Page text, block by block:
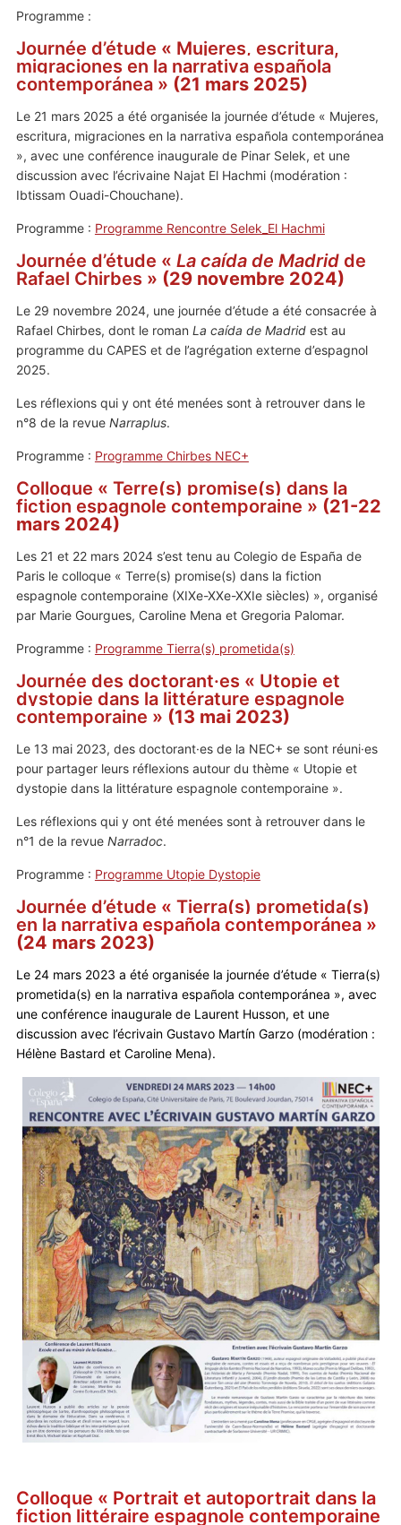
Programme :
Journée d’étude « Mujeres, escritura,
migraciones en la narrativa española
contemporánea » (21 mars 2025)
Le 21 mars 2025 a été organisée la journée d’étude « Mujeres,
escritura, migraciones en la narrativa española contemporánea
», avec une conférence inaugurale de Pinar Selek, et une
discussion avec l’écrivaine Najat El Hachmi (modération :
Ibtissam Ouadi-Chouchane).
Programme : Programme Rencontre Selek_El Hachmi
Journée d’étude « La caída de Madrid de
Rafael Chirbes » (29 novembre 2024)
Le 29 novembre 2024, une journée d’étude a été consacrée à
Rafael Chirbes, dont le roman La caída de Madridest au
programme du CAPES et de l’agrégation externe d’espagnol
2025.
Les réflexions qui y ont été menées sont à retrouver dans le
n°8 de la revue Narraplus.
Programme : Programme Chirbes NEC+
Colloque « Terre(s) promise(s) dans la
fiction espagnole contemporaine » (21-22
mars 2024)
Les 21 et 22 mars 2024 s’est tenu au Colegio de España de
Paris le colloque « Terre(s) promise(s) dans la fiction
espagnole contemporaine (XIXe-XXe-XXIe siècles) », organisé
par Marie Gourgues, Caroline Mena et Gregoria Palomar.
Programme : Programme Tierra(s) prometida(s)
Journée des doctorant·es « Utopie et
dystopie dans la littérature espagnole
contemporaine » (13 mai 2023)
Le 13 mai 2023, des doctorant·es de la NEC+ se sont réuni·es
pour partager leurs réflexions autour du thème « Utopie et
dystopie dans la littérature espagnole contemporaine ».
Les réflexions qui y ont été menées sont à retrouver dans le
n°1 de la revue Narradoc.
Programme : Programme Utopie Dystopie
Journée d’étude « Tierra(s) prometida(s)
en la narrativa española contemporánea »
(24 mars 2023)
Le 24 mars 2023 a été organisée la journée d’étude « Tierra(s)
prometida(s) en la narrativa española contemporánea », avec
une conférence inaugurale de Laurent Husson, et une
discussion avec l’écrivain Gustavo Martín Garzo (modération :
Hélène Bastard et Caroline Mena).
Colloque « Portrait et autoportrait dans la
fiction littéraire espagnole contemporaine